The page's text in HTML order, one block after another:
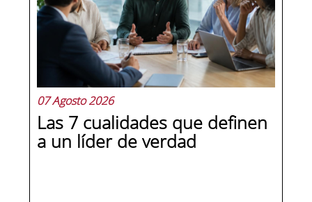
07 Agosto 2026
Las 7 cualidades que definen
a un líder de verdad